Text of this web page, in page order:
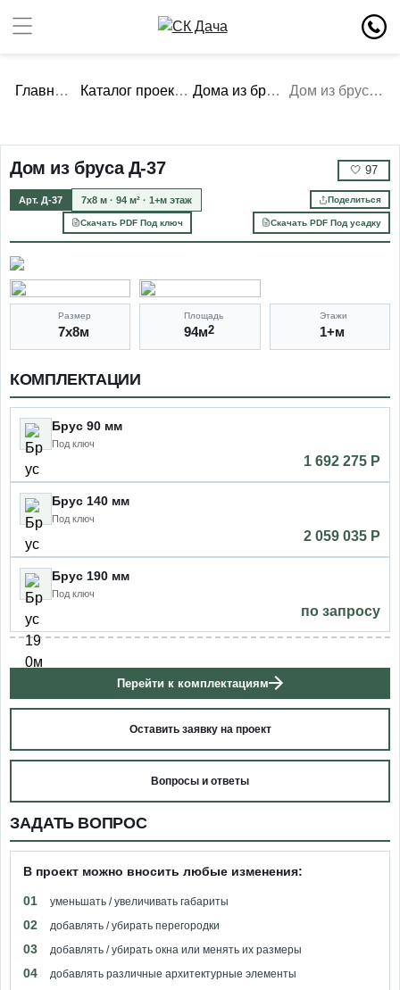
Главная Каталог проектов Дома из бруса Дом из бруса Д-37
Дом из бруса Д-37 🤍 97
Арт. Д-37 7х8 м · 94 м² · 1+м этаж Поделиться
Скачать PDF Под ключ Скачать PDF Под усадку
Размер
7х8м
Площадь
94м2
Этажи
1+м
КОМПЛЕКТАЦИИ
Брус 90 мм
Под ключ
1 692 275 P
Брус 140 мм
Под ключ
2 059 035 P
Брус 190 мм
Под ключ
по запросу
Перейти к комплектациям
Оставить заявку на проект
Вопросы и ответы
ЗАДАТЬ ВОПРОС
В проект можно вносить любые изменения:
01 уменьшать / увеличивать габариты
02 добавлять / убирать перегородки
03 добавлять / убирать окна или менять их размеры
04 добавлять различные архитектурные элементы